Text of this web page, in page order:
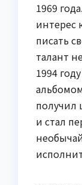
1969
интерес
писать
талант
1994
получил
и стал